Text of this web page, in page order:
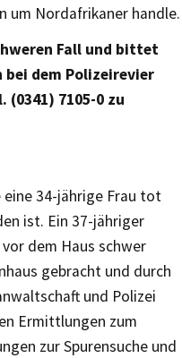
um Nordafrikaner handle.
Fall und bittet
bei dem Polizeirevier
7105-0 zu
34-jährige Frau tot
ist. Ein 37-jähriger
dem Haus schwer
gebracht und durch
und Polizei
Ermittlungen zum
zur Spurensuche und